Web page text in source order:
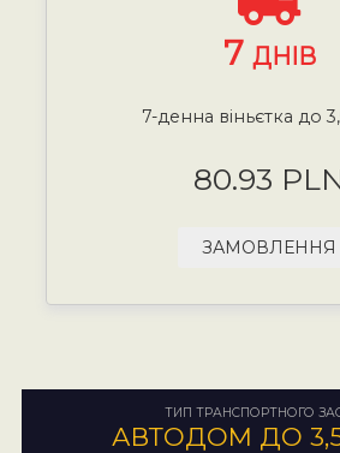
7 ДНІВ
7-денна віньєтка до
80.93
ЗАМОВЛЕННЯ
ТИП ТРАНСПОРТНОГО
АВТОДОМ ДО